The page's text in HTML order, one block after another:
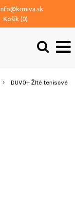
Košík (0)
DUVO+ Žlté tenisové